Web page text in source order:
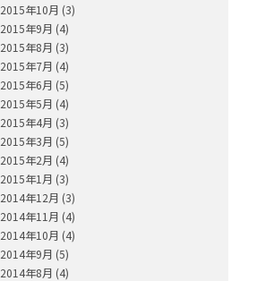
2015年10月 (3)
2015年9月 (4)
2015年8月 (3)
2015年7月 (4)
2015年6月 (5)
2015年5月 (4)
2015年4月 (3)
2015年3月 (5)
2015年2月 (4)
2015年1月 (3)
2014年12月 (3)
2014年11月 (4)
2014年10月 (4)
2014年9月 (5)
2014年8月 (4)